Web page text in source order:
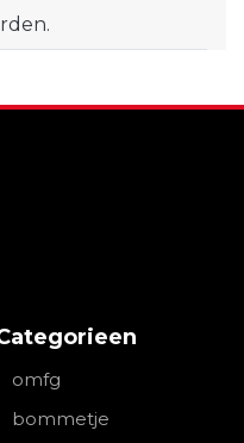
omfg
bommetje